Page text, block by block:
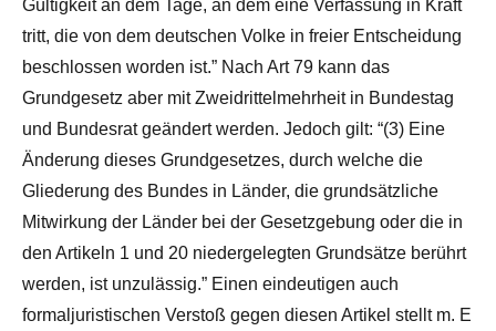
Gültigkeit an dem Tage, an dem eine Verfassung in Kraft
tritt, die von dem deutschen Volke in freier Entscheidung
beschlossen worden ist.” Nach Art 79 kann das
Grundgesetz aber mit Zweidrittelmehrheit in Bundestag
und Bundesrat geändert werden. Jedoch gilt: “(3) Eine
Änderung dieses Grundgesetzes, durch welche die
Gliederung des Bundes in Länder, die grundsätzliche
Mitwirkung der Länder bei der Gesetzgebung oder die in
den Artikeln 1 und 20 niedergelegten Grundsätze berührt
werden, ist unzulässig.” Einen eindeutigen auch
formaljuristischen Verstoß gegen diesen Artikel stellt m. E